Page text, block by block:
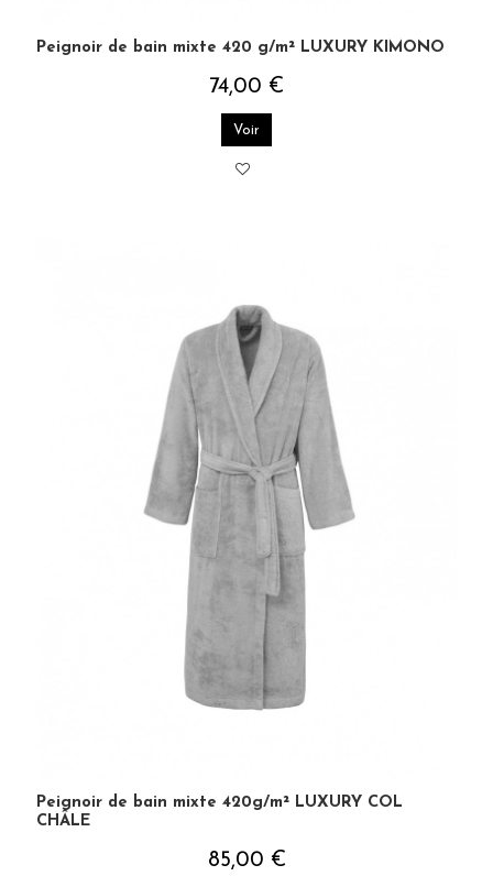
Peignoir de bain mixte 420 g/m² LUXURY KIMONO
74,00 €
Voir
Peignoir de bain mixte 420g/m² LUXURY COL
CHÂLE
85,00 €